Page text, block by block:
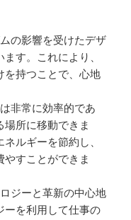
の影響を受けたデザ
す。これにより、
を持つことで、心地
非常に効率的であ
場所に移動できま
ルギーを節約し、
やすことができま
ジーと革新の中心地
ーを利用して仕事の